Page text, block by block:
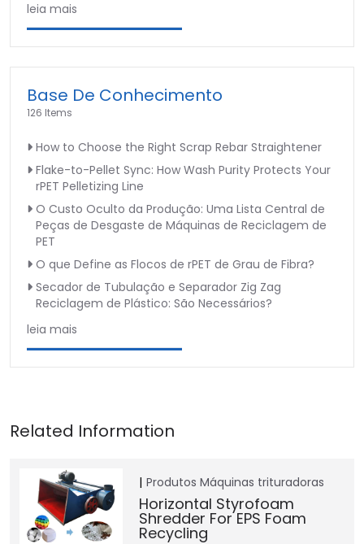
leia mais
Base De Conhecimento
126 Items
How to Choose the Right Scrap Rebar Straightener
Flake-to-Pellet Sync: How Wash Purity Protects Your
rPET Pelletizing Line
O Custo Oculto da Produção: Uma Lista Central de
Peças de Desgaste de Máquinas de Reciclagem de
PET
O que Define as Flocos de rPET de Grau de Fibra?
Secador de Tubulação e Separador Zig Zag
Reciclagem de Plástico: São Necessários?
leia mais
Produtos Máquinas trituradoras
Horizontal Styrofoam
Shredder For EPS Foam
Recycling